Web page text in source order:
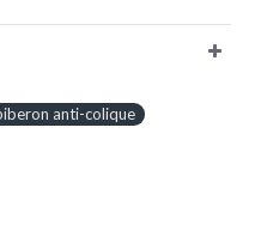
anti-colique